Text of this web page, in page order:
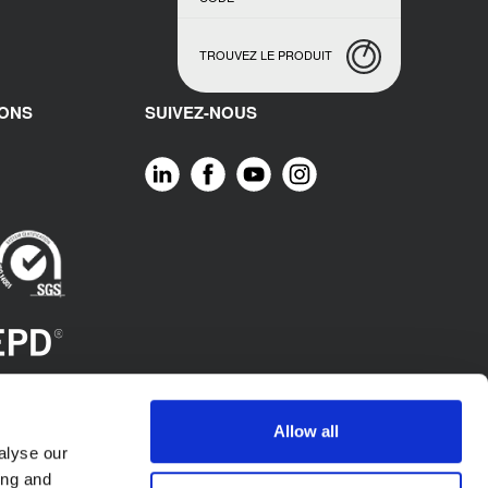
our
and
Allow all
TROUVEZ LE PRODUIT
SUIVEZ-NOUS